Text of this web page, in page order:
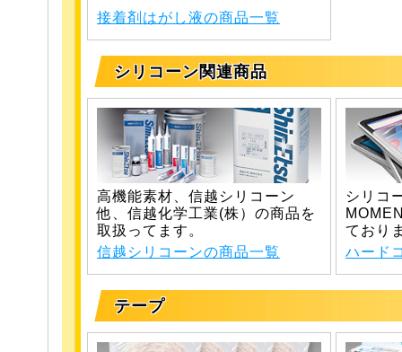
接着剤はがし液の商品一覧
シリコーン関連商品
高機能素材、信越シリコーン
他、信越化学工業(株）の商品を
取扱ってます。
信越シリコーンの商品一覧
シリコ
ており
ハード
テープ